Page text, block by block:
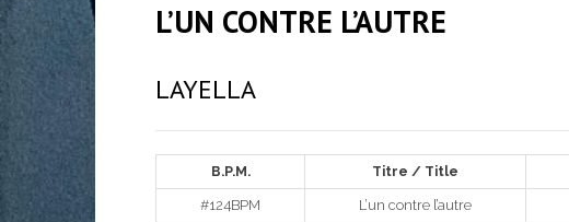
L’UN CONTRE L’AUTRE
LAYELLA
B.P.M. Titre / Title
#124BPM L’un contre l’autre